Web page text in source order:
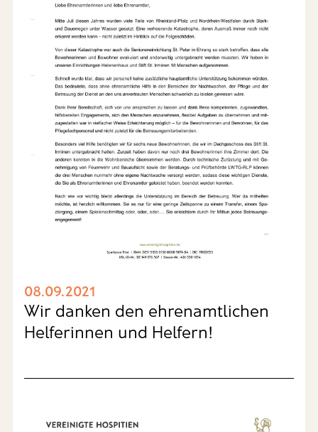
08.09.2021
Wir danken den ehrenamtlichen
Helferinnen und Helfern!